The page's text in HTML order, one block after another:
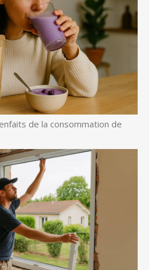
de la consommation de